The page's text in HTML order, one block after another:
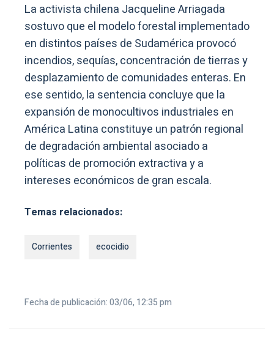
La activista chilena Jacqueline Arriagada
sostuvo que el modelo forestal implementado
en distintos países de Sudamérica provocó
incendios, sequías, concentración de tierras y
desplazamiento de comunidades enteras. En
ese sentido, la sentencia concluye que la
expansión de monocultivos industriales en
América Latina constituye un patrón regional
de degradación ambiental asociado a
políticas de promoción extractiva y a
intereses económicos de gran escala.
Temas relacionados:
Corrientes ecocidio
Fecha de publicación: 03/06, 12:35 pm